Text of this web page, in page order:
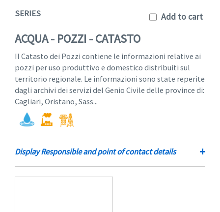
SERIES Add to cart
ACQUA - POZZI - CATASTO
Il Catasto dei Pozzi contiene le informazioni relative ai
pozzi per uso produttivo e domestico distribuiti sul
territorio regionale. Le informazioni sono state reperite
dagli archivi dei servizi del Genio Civile delle province di:
Cagliari, Oristano, Sass...
Display Responsible and point of contact details +